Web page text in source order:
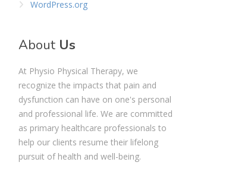
WordPress.org
About Us
At Physio Physical Therapy, we
recognize the impacts that pain and
dysfunction can have on one's personal
and professional life. We are committed
as primary healthcare professionals to
help our clients resume their lifelong
pursuit of health and well-being.